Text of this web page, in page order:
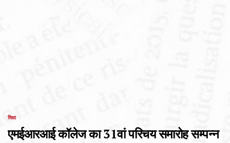
POSTED
शिक्षा
एमईआरआई कॉलेज का 31वां परिचय समारोह सम्पन्न